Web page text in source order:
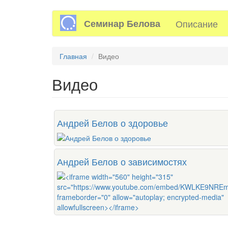
Семинар Белова Описание
Главная Видео
Видео
Андрей Белов о здоровье
Андрей Белов о зависимостях